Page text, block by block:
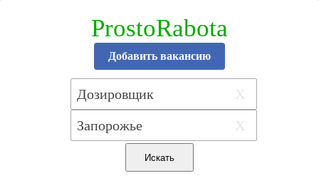
ProstoRabota
Добавить вакансию
X
X